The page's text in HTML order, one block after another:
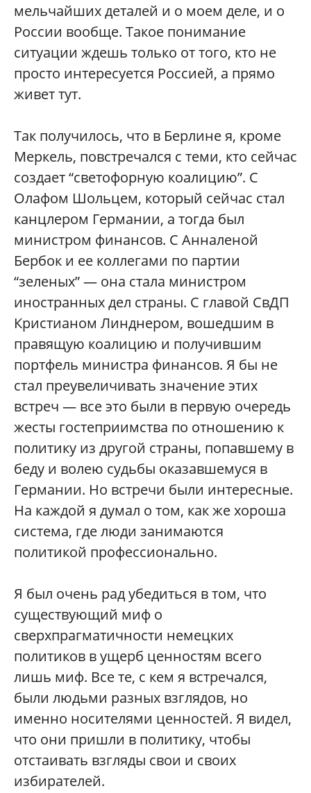
мельчайших деталей и о моем деле, и о
России вообще. Такое понимание
ситуации ждешь только от того, кто не
просто интересуется Россией, а прямо
живет тут.
Так получилось, что в Берлине я, кроме
Меркель, повстречался с теми, кто сейчас
создает “светофорную коалицию”. С
Олафом Шольцем, который сейчас стал
канцлером Германии, а тогда был
министром финансов. С Анналеной
Бербок и ее коллегами по партии
“зеленых” — она стала министром
иностранных дел страны. С главой СвДП
Кристианом Линднером, вошедшим в
правящую коалицию и получившим
портфель министра финансов. Я бы не
стал преувеличивать значение этих
встреч — все это были в первую очередь
жесты гостеприимства по отношению к
политику из другой страны, попавшему в
беду и волею судьбы оказавшемуся в
Германии. Но встречи были интересные.
На каждой я думал о том, как же хороша
система, где люди занимаются
политикой профессионально.
Я был очень рад убедиться в том, что
существующий миф о
сверхпрагматичности немецких
политиков в ущерб ценностям всего
лишь миф. Все те, с кем я встречался,
были людьми разных взглядов, но
именно носителями ценностей. Я видел,
что они пришли в политику, чтобы
отстаивать взгляды свои и своих
избирателей.